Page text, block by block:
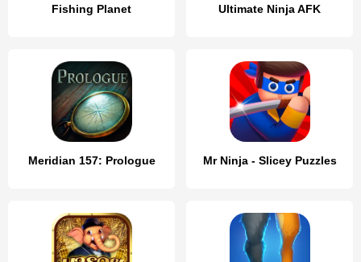
Fishing Planet Ultimate Ninja AFK
Meridian 157: Prologue Mr Ninja - Slicey Puzzles